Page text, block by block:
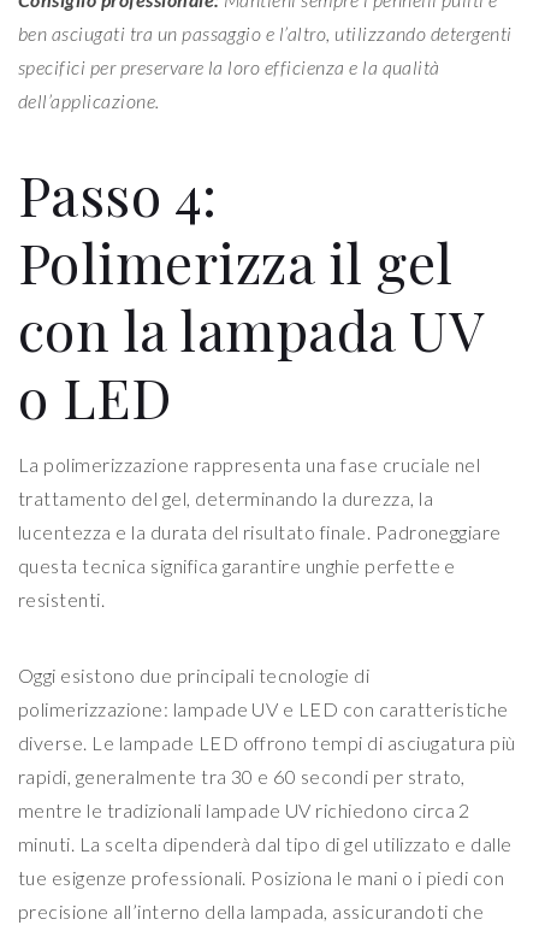
ben asciugati tra un passaggio e l’altro, utilizzando detergenti
specifici per preservare la loro efficienza e la qualità
dell’applicazione.
Passo 4:
Polimerizza il gel
con la lampada UV
o LED
La polimerizzazione rappresenta una fase cruciale nel
trattamento del gel, determinando la durezza, la
lucentezza e la durata del risultato finale. Padroneggiare
questa tecnica significa garantire unghie perfette e
resistenti.
Oggi esistono due principali tecnologie di
polimerizzazione: lampade UV e LED con caratteristiche
diverse. Le lampade LED offrono tempi di asciugatura più
rapidi, generalmente tra 30 e 60 secondi per strato,
mentre le tradizionali lampade UV richiedono circa 2
minuti. La scelta dipenderà dal tipo di gel utilizzato e dalle
tue esigenze professionali. Posiziona le mani o i piedi con
precisione all’interno della lampada, assicurandoti che